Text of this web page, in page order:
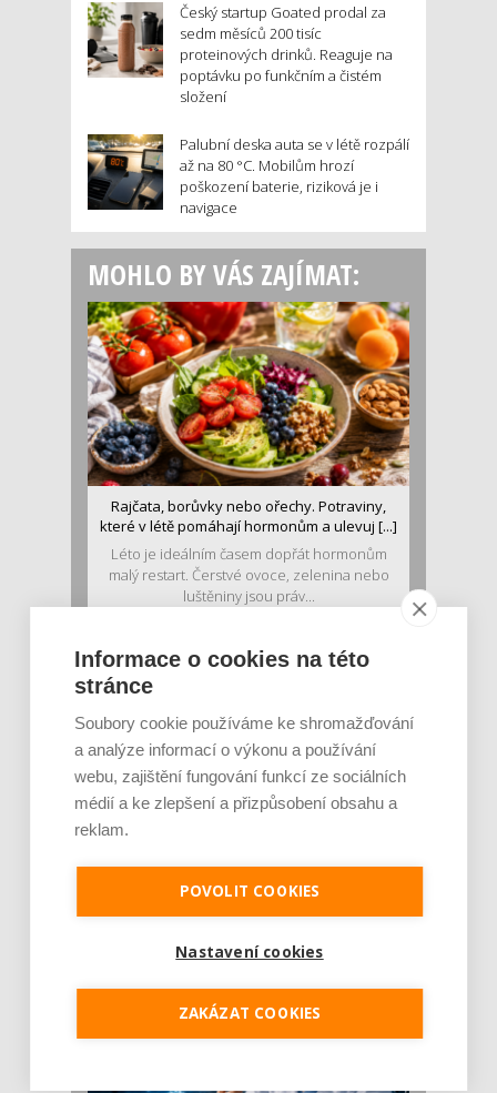
Český startup Goated prodal za
sedm měsíců 200 tisíc
proteinových drinků. Reaguje na
poptávku po funkčním a čistém
složení
Palubní deska auta se v létě rozpálí
až na 80 °C. Mobilům hrozí
poškození baterie, riziková je i
navigace
MOHLO BY VÁS ZAJÍMAT:
Rajčata, borůvky nebo ořechy. Potraviny,
které v létě pomáhají hormonům a ulevuj [...]
Léto je ideálním časem dopřát hormonům
malý restart. Čerstvé ovoce, zelenina nebo
luštěniny jsou práv...
stravě ho mám dostatek. Znáte nejčastějš [...]
Pojem protein již nějakou dobu rezonuje
v oblasti zdraví, výživy i dlouhověkosti. Přesto
Informace o cookies na této
stránce
Soubory cookie používáme ke shromažďování
a analýze informací o výkonu a používání
webu, zajištění fungování funkcí ze sociálních
médií a ke zlepšení a přizpůsobení obsahu a
reklam.
POVOLIT COOKIES
Nastavení cookies
ZAKÁZAT COOKIES